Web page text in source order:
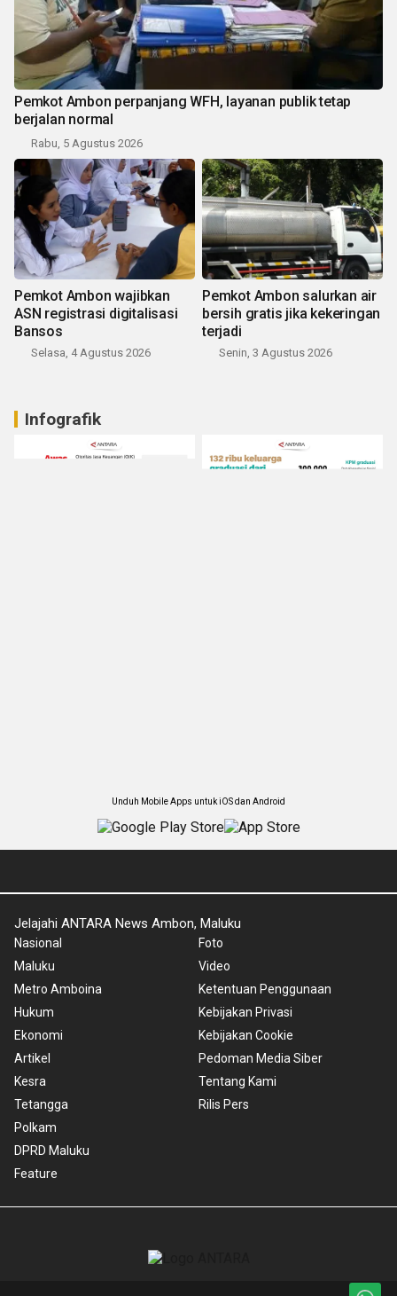
Pemkot Ambon perpanjang WFH, layanan publik tetap
berjalan normal
Rabu, 5 Agustus 2026
Pemkot Ambon wajibkan
ASN registrasi digitalisasi
Bansos
Selasa, 4 Agustus 2026
Pemkot Ambon salurkan air
bersih gratis jika kekeringan
terjadi
Senin, 3 Agustus 2026
Infografik
Unduh Mobile Apps untuk iOS dan Android
Jelajahi ANTARA News Ambon, Maluku
Nasional
Maluku
Metro Amboina
Hukum
Ekonomi
Artikel
Kesra
Tetangga
Polkam
DPRD Maluku
Feature
Foto
Video
Ketentuan Penggunaan
Kebijakan Privasi
Kebijakan Cookie
Pedoman Media Siber
Tentang Kami
Rilis Pers